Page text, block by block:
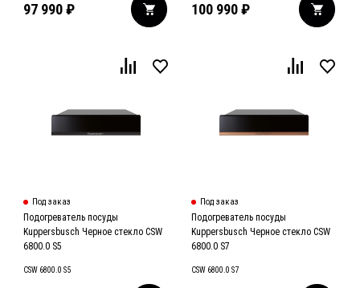
97 990₽ 100 990 ₽
Под заказ
Подогреватель посуды
Kuppersbusch Черное стекло CSW
6800.0 S5
CSW 6800.0 S5
Под заказ
Подогреватель посуды
Kuppersbusch Черное стекло CSW
6800.0 S7
CSW 6800.0 S7